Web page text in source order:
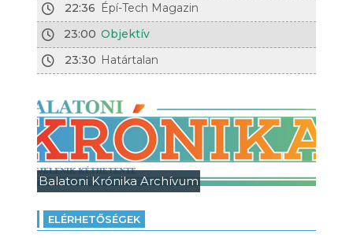
22:36 Épí-Tech Magazin
23:00 Objektív
23:30 Határtalan
Balatoni Krónika Archívum
ELÉRHETŐSÉGEK